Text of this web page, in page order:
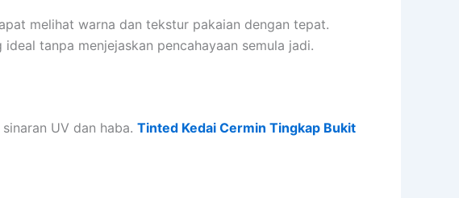
melihat warna dan tekstur pakaian dengan tepat.
tanpa menjejaskan pencahayaan semula jadi.
UV dan haba. Tinted Kedai Cermin Tingkap Bukit